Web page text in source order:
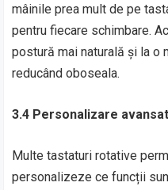
mâinile prea mult de pe
pentru fiecare schimbare.
postură mai naturală și la o
reducând oboseala.
3.4 Personalizare
Multe tastaturi rotative
personalizeze ce funcții